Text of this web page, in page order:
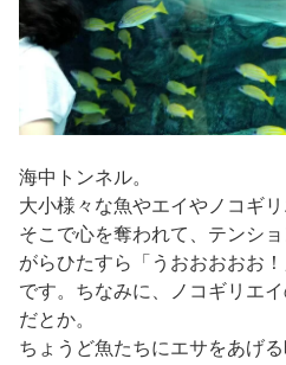
海中トンネル。
大小様々な魚やエイやノコギ
そこで心を奪われて、テンシ
がらひたすら「うおおおおお
です。ちなみに、ノコギリエ
だとか。
ちょうど魚たちにエサをあげ